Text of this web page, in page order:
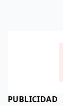
PUBLICIDAD